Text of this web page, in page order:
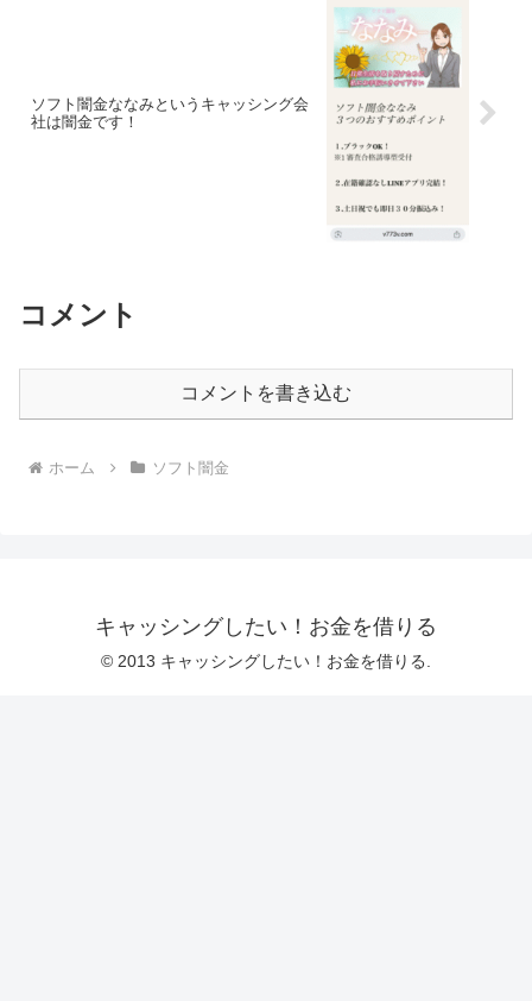
ソフト闇金ななみというキャッシング会
社は闇金です！
コメント
コメントを書き込む
ホーム ソフト闇金
キャッシングしたい！お金を借りる
© 2013 キャッシングしたい！お金を借りる.